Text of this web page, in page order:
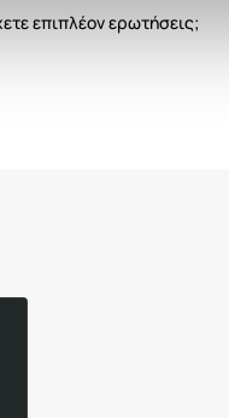
επιπλέον ερωτήσεις;